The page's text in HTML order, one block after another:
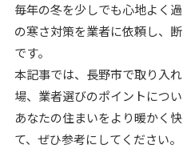
毎年の冬を少しでも心地よく
の寒さ対策を業者に依頼し、
です。
本記事では、長野市で取り入
場、業者選びのポイントにつ
あなたの住まいをより暖かく
て、ぜひ参考にしてください。